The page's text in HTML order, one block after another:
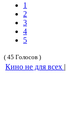
1
2
3
4
5
( 45 Голосов )
Кино не для всех |